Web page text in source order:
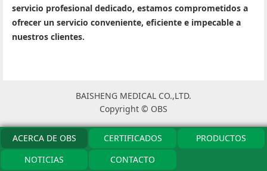
servicio profesional dedicado, estamos comprometidos a
ofrecer un servicio conveniente, eficiente e impecable a
nuestros clientes.
BAISHENG MEDICAL CO.,LTD.
Copyright © OBS
ACERCA DE OBS CERTIFICADOS
PRODUCTOS
NOTICIAS
CONTACTO